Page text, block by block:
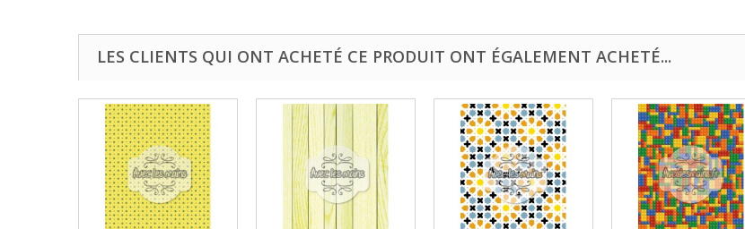
LES CLIENTS QUI ONT ACHETÉ CE PRODUIT ONT ÉGALEMENT ACHETÉ...